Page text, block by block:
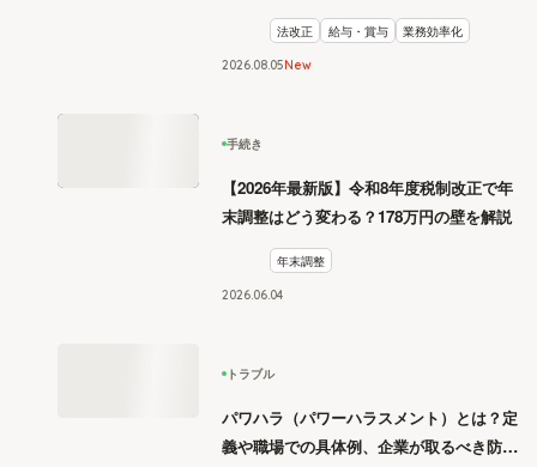
リスク管理
法改正 給与・賞与 業務効率化
2026.08 05New
手続き
【2026年最新版】令和8年度税制改正で年
末調整はどう変わる？178万円の壁を解説
年末調整
2026.06 04
トラブル
パワハラ（パワーハラスメント）とは？定
義や職場での具体例、企業が取るべき防止